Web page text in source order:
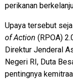
perikanan
Upaya tersebut
of Action (RPOA)
Direktur Jenderal
Negeri RI, Duta
pentingnya